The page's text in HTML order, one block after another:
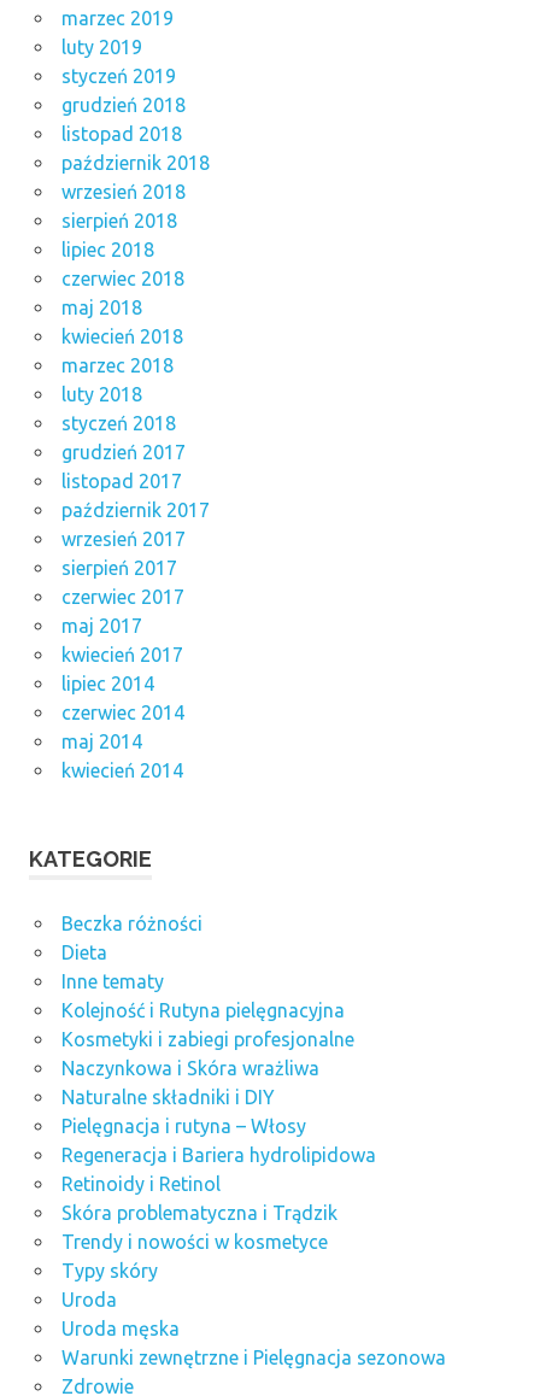
marzec 2019
luty 2019
styczeń 2019
grudzień 2018
listopad 2018
październik 2018
wrzesień 2018
sierpień 2018
lipiec 2018
czerwiec 2018
maj 2018
kwiecień 2018
marzec 2018
luty 2018
styczeń 2018
grudzień 2017
listopad 2017
październik 2017
wrzesień 2017
sierpień 2017
czerwiec 2017
maj 2017
kwiecień 2017
lipiec 2014
czerwiec 2014
maj 2014
kwiecień 2014
KATEGORIE
Beczka różności
Dieta
Inne tematy
Kolejność i Rutyna pielęgnacyjna
Kosmetyki i zabiegi profesjonalne
Naczynkowa i Skóra wrażliwa
Naturalne składniki i DIY
Pielęgnacja i rutyna – Włosy
Regeneracja i Bariera hydrolipidowa
Retinoidy i Retinol
Skóra problematyczna i Trądzik
Trendy i nowości w kosmetyce
Typy skóry
Uroda
Uroda męska
Warunki zewnętrzne i Pielęgnacja sezonowa
Zdrowie